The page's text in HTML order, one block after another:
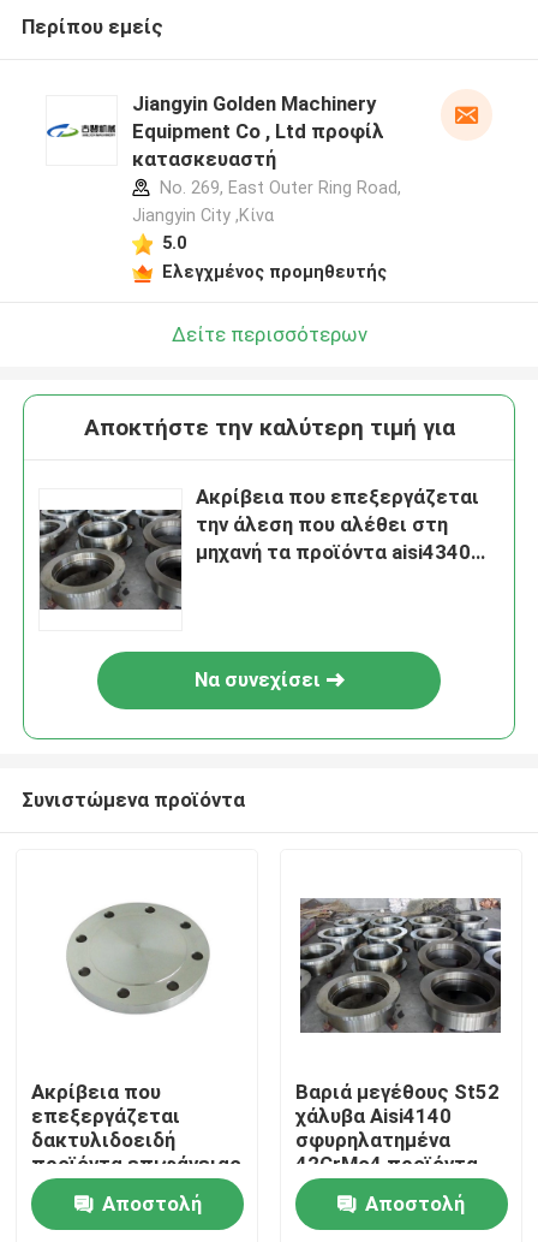
Σπίτι
Σχετικά με εμάς
Επαφές
Περίπου εμείς
Jiangyin Golden Machinery
Equipment Co , Ltd προφίλ
κατασκευαστή
No. 269, East Outer Ring Road,
Jiangyin City ,Κίνα
5.0
Ελεγχμένος προμηθευτής
Δείτε περισσότερων
Αποκτήστε την καλύτερη τιμή για
Ακρίβεια που επεξεργάζεται
την άλεση που αλέθει στη
μηχανή τα προϊόντα aisi4340
Να συνεχίσει
Συνιστώμενα προϊόντα
Ακρίβεια που
επεξεργάζεται
δακτυλιδοειδή
προϊόντα επιφάνειας
άλεσης χάλυβα St52
στη μηχανή S355Jr
σφυρηλατημένα τα
Αποστολή
Βαριά μεγέθους St52
χάλυβα Aisi4140
σφυρηλατημένα
42CrMo4 προϊόντα
χάλυβα
σφυρηλατημένων
κομματιών μερών
Αποστολή